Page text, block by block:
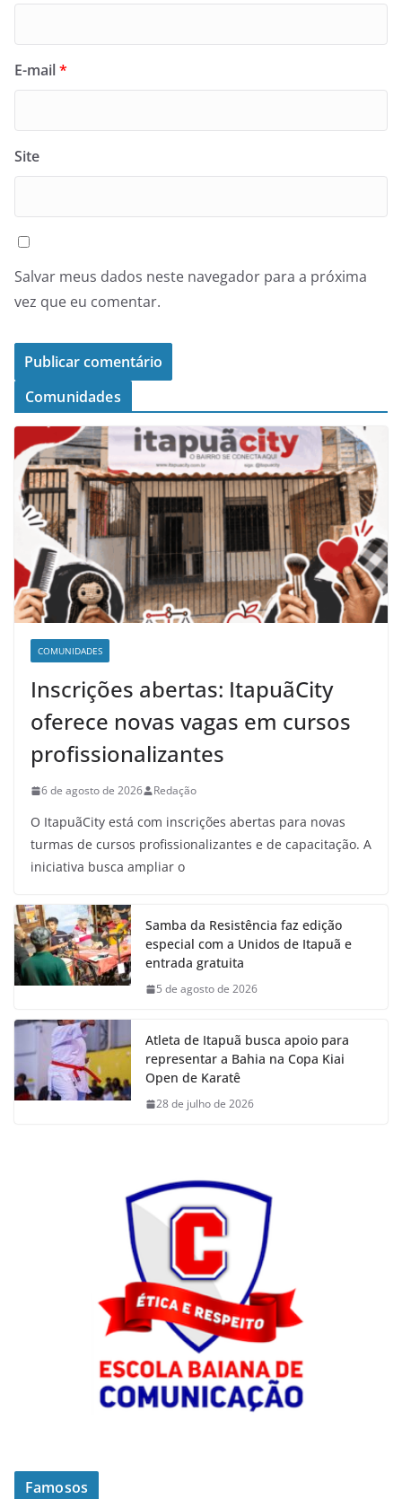
E-mail*
Site
Salvar meus dados neste navegador para a próxima
vez que eu comentar.
Comunidades
COMUNIDADES
Inscrições abertas: ItapuãCity
oferece novas vagas em cursos
profissionalizantes
6 de agosto de 2026 Redação
O ItapuãCity está com inscrições abertas para novas
turmas de cursos profissionalizantes e de capacitação. A
iniciativa busca ampliar o
Samba da Resistência faz edição
especial com a Unidos de Itapuã e
entrada gratuita
5 de agosto de 2026
Atleta de Itapuã busca apoio para
representar a Bahia na Copa Kiai
Open de Karatê
28 de julho de 2026
Famosos